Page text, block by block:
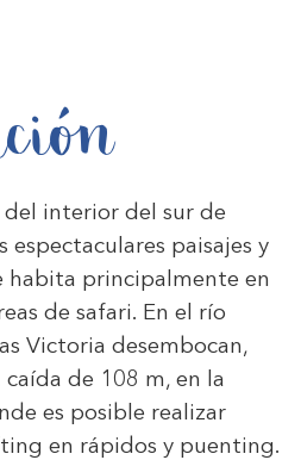
interior del sur de
espectaculares paisajes y
habita principalmente en
de safari. En el río
Victoria desembocan,
de 108 m, en la
es posible realizar
en rápidos y puenting.